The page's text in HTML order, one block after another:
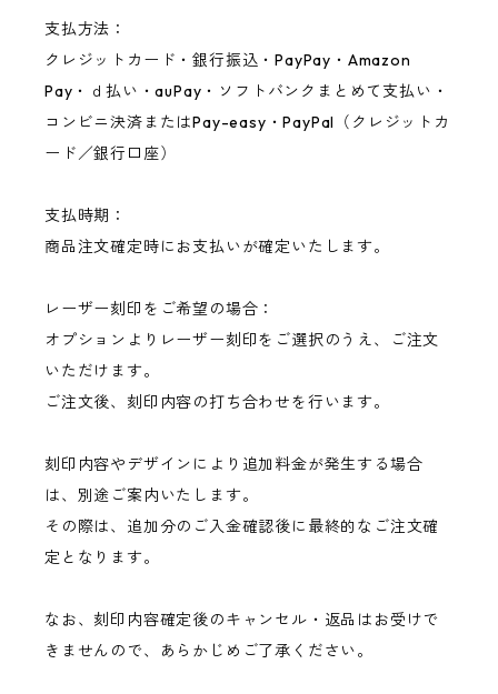
支払方法：
クレジットカード・銀行振込・PayPay・Amazon
Pay・ｄ払い・auPay・ソフトバンクまとめて支払い・
コンビニ決済またはPay-easy・PayPal（クレジットカ
ード／銀行口座）
支払時期：
商品注文確定時にお支払いが確定いたします。
レーザー刻印をご希望の場合：
オプションよりレーザー刻印をご選択のうえ、ご注文
いただけます。
ご注文後、刻印内容の打ち合わせを行います。
刻印内容やデザインにより追加料金が発生する場合
は、別途ご案内いたします。
その際は、追加分のご入金確認後に最終的なご注文確
定となります。
なお、刻印内容確定後のキャンセル・返品はお受けで
きませんので、あらかじめご了承ください。